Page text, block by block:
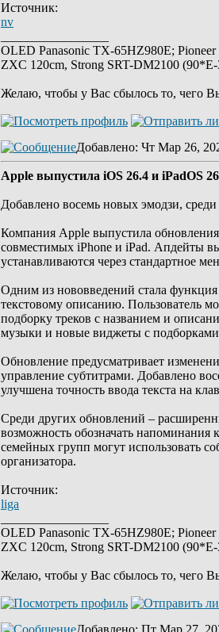
Источник:
nv
OLED Panasonic TX-65HZ980E;
ZXC 120cm, Strong SRT-DM2100
Желаю, чтобы у Вас сбылось то, чего
Добавлено: Чт Мар 26,
Apple выпустила iOS 26.4 и iPadOS
Добавлено восемь новых эмодзи,
Компания Apple выпустила
совместимых iPhone и iPad. Апдейты
устанавливаются через стандартное
Одним из нововведений стала функция
текстовому описанию. Пользователь
подборку треков с названием и
музыки и новые виджеты с
Обновление предусматривает
управление субтитрами. Добавлено
улучшена точность ввода текста на
Среди других обновлений –
возможность обозначать напоминания
семейных групп могут использовать
организатора.
Источник:
liga
OLED Panasonic TX-65HZ980E;
ZXC 120cm, Strong SRT-DM2100
Желаю, чтобы у Вас сбылось то, чего
Добавлено: Пт Мар 27,